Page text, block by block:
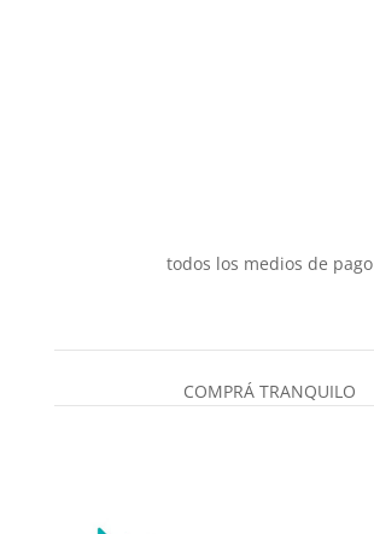
todos los medios de pago
COMPRÁ TRANQUILO